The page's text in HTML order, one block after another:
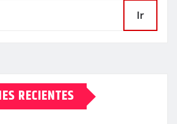
Ir
RECIENTES